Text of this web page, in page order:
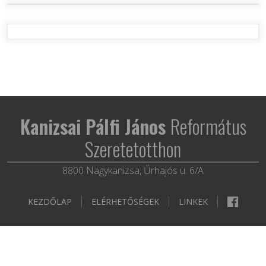
Kanizsai Pálfi János Református
Szeretetotthon
8800 Nagykanizsa, Űrhajós u. 6/A
KEZDŐLAP ELÉRHETŐSÉGEK LINKEK